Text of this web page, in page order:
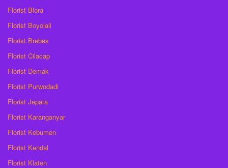
Florist Blora
Florist Boyolali
Florist Brebes
Florist Cilacap
Florist Demak
Florist Purwodadi
Florist Jepara
Florist Karanganyar
Florist Kebumen
Florist Kendal
Florist Klaten